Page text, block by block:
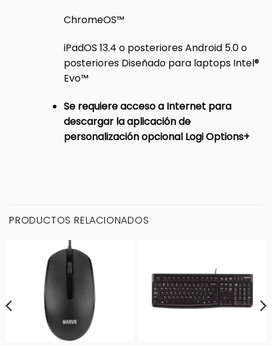
ChromeOS™
iPadOS 13.4 o posteriores Android 5.0 o
posteriores Diseñado para laptops Intel®
Evo™
Se requiere acceso a Internet para
descargar la aplicación de
personalización opcional Logi Options+
PRODUCTOS RELACIONADOS